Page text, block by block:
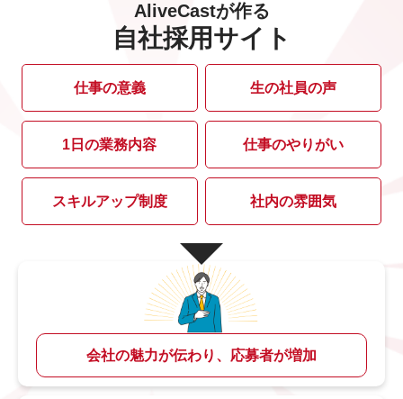
AliveCastが作る
自社採用サイト
仕事の意義 生の社員の声
1日の業務内容 仕事のやりがい
スキルアップ制度 社内の雰囲気
会社の魅力が伝わり、応募者が増加